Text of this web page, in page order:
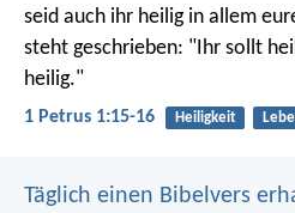
seid auch ihr heilig in allem
steht geschrieben: "Ihr sollt
heilig."
1 Petrus 1:15-16 Heiligkeit
Täglich einen Bibelvers